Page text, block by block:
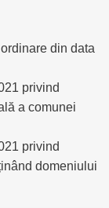
din data
privind
a comunei
privind
domeniului